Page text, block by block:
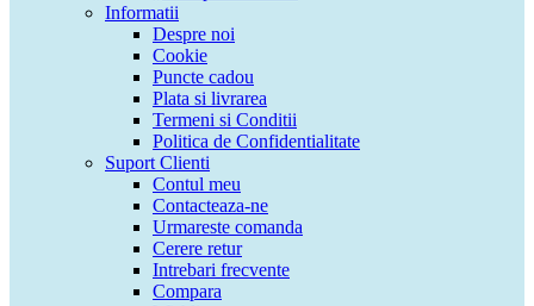
Informatii
Despre noi
Cookie
Puncte cadou
Plata si livrarea
Termeni si Conditii
Politica de Confidentialitate
Suport Clienti
Contul meu
Contacteaza-ne
Urmareste comanda
Cerere retur
Intrebari frecvente
Compara